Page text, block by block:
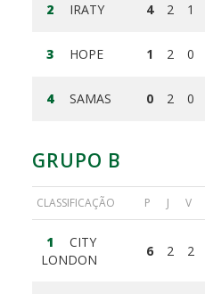
2 IRATY 4 2 1
3 HOPE 1 2 0
4 SAMAS 0 2 0
GRUPO B
CLASSIFICAÇÃO P J V
1
CITY
LONDON
6 2 2